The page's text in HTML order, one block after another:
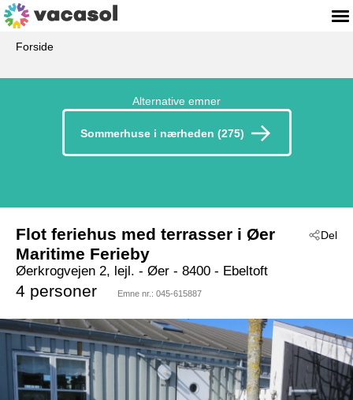
Forside
Alternative emner
Sommerhuse i nærheden (275)
Del
Flot feriehus med terrasser i Øer
Maritime Ferieby
Øerkrogvejen 2, lejl. - Øer - 8400 - Ebeltoft
4 personer Emne nr.: 045-615887